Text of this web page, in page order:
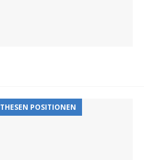
THESEN POSITIONEN